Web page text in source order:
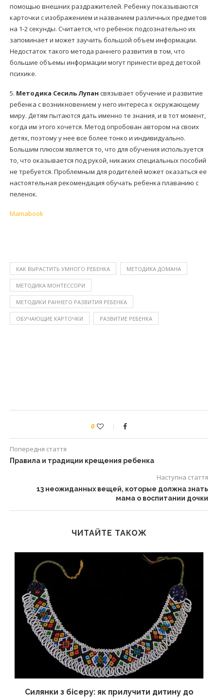
помощью внешних раздражителей. Ребенку показываются
карточки с изображением и названием различных предметов
на 1-2 секунды. Считается, что ребенок подсознательно их
запоминает и может заучить большой объем информации.
Недостаток такого метода раннего развития в том, что
большие объемы информации могут принести вред детской
психике.
5. Методика Сесиль Лупан связывает обучение и развитие
ребенка с возникновением у него интереса к окружающему
миру. Детям пытаются дать именно те знания, и в тот момент,
когда им этого хочется. Метод опробован автором на своих
детях, поэтому у нее все более тонко и индивидуально.
Большим плюсом является то, что для обучения используется
то, что оказывается под рукой, никаких специальных пособий
не требуется. Проблемным для родителей может оказаться ее
настоятельная рекомендация обучать ребенка плаванию с
пеленок.
Mamabook
КАК ВЫРАСТИТЬ УМНОГО РЕБЕНКА МЕТОДИКА ДОМАНА
МЕТОДИКА МОНТЕССОРИ
МЕТОДИКИ РАННЕГО РАЗВИТИЯ РЕБЕНКА
ОБУЧАЮЩИЕ КАРТОЧКИ РАЗВИТИЕ РЕБЕНКА
0
Попередня стаття
Правила и традиции крещения ребенка
Наступна стаття
13 неожиданных вещей, которые должна знать
мама о воспитании дочки
ЧИТАЙТЕ ТАКОЖ
Силянки з бісеру: як прилучити дитину до